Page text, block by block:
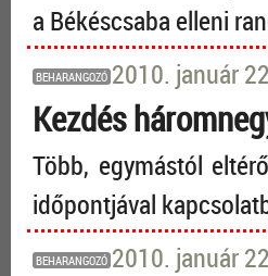
a Békéscsaba elleni
BEHARANGOZÓ 2010. január
Kezdés
Több, egymástól
időpontjával
BEHARANGOZÓ 2010. január